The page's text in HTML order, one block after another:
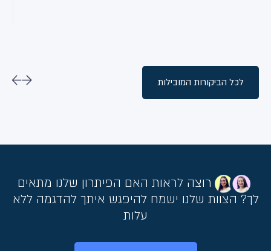
לכל הביקורות המובילות
רוצה לראות האם הפיתרון שלנו מתאים
לך? הצוות שלנו ישמח להיפגש איתך להדגמה ללא
עלות